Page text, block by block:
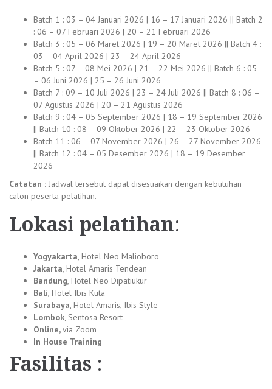
Batch 1 : 03 – 04 Januari 2026 | 16 – 17 Januari 2026 || Batch 2
: 06 – 07 Februari 2026 | 20 – 21 Februari 2026
Batch 3 : 05 – 06 Maret 2026 | 19 – 20 Maret 2026 || Batch 4 :
03 – 04 April 2026 | 23 – 24 April 2026
Batch 5 : 07 – 08 Mei 2026 | 21 – 22 Mei 2026 || Batch 6 : 05
– 06 Juni 2026 | 25 – 26 Juni 2026
Batch 7 : 09 – 10 Juli 2026 | 23 – 24 Juli 2026 || Batch 8 : 06 –
07 Agustus 2026 | 20 – 21 Agustus 2026
Batch 9 : 04 – 05 September 2026 | 18 – 19 September 2026
|| Batch 10 : 08 – 09 Oktober 2026 | 22 – 23 Oktober 2026
Batch 11 : 06 – 07 November 2026 | 26 – 27 November 2026
|| Batch 12 : 04 – 05 Desember 2026 | 18 – 19 Desember
2026
Catatan : Jadwal tersebut dapat disesuaikan dengan kebutuhan
calon peserta pelatihan.
Lokasi pelatihan:
Yogyakarta, Hotel Neo Malioboro
Jakarta, Hotel Amaris Tendean
Bandung, Hotel Neo Dipatiukur
Bali, Hotel Ibis Kuta
Surabaya, Hotel Amaris, Ibis Style
Lombok, Sentosa Resort
Online,via Zoom
In House Training
Fasilitas :